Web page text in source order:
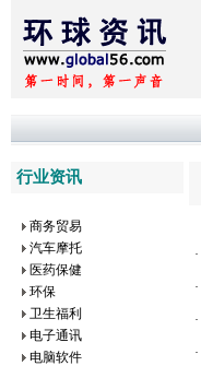
行业资讯
商务贸易
汽车摩托
医药保健
环保
卫生福利
电子通讯
电脑软件
·
·
·
·